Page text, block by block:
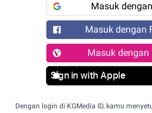
Masuk
Masuk dengan
Masuk dengan
Sign in with Apple
Dengan login di KGMedia ID, kamu